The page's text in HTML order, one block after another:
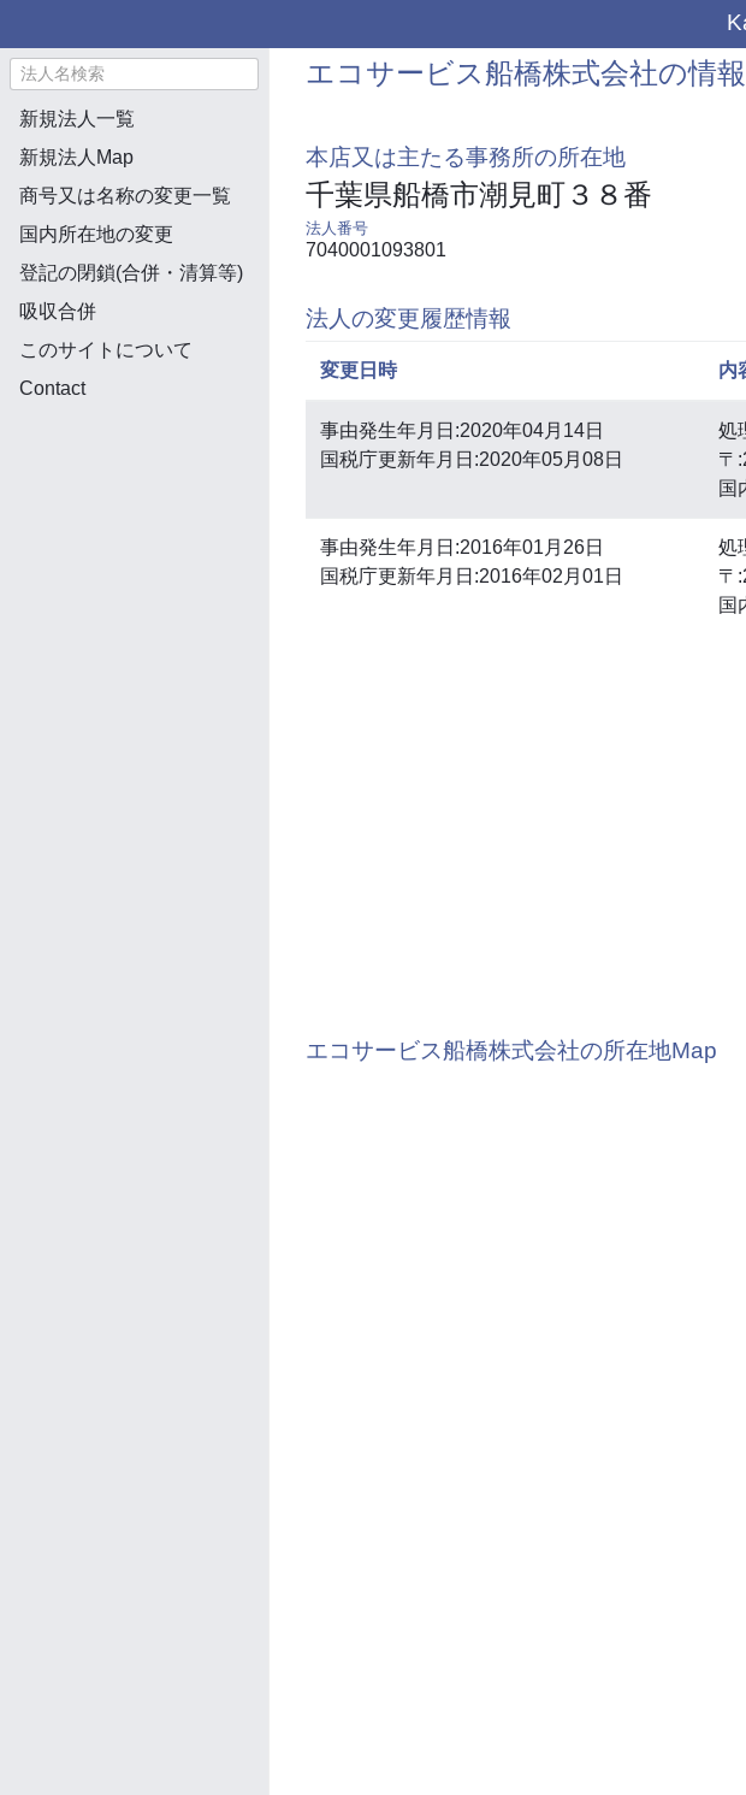
新規法人一覧
新規法人Map
商号又は名称の変更一覧
国内所在地の変更
登記の閉鎖(合併・清算等)
吸収合併
このサイトについて
Contact
エコサービス船橋株式会社の情報
本店又は主たる事務所の所在地
千葉県船橋市潮見町３８番
法人番号
7040001093801
法人の変更履歴情報
変更日時 内
事由発生年月日:2020年04月14日
国税庁更新年月日:2020年05月08日
処
〒
国
事由発生年月日:2016年01月26日
国税庁更新年月日:2016年02月01日
処
〒
国
エコサービス船橋株式会社の所在地Map